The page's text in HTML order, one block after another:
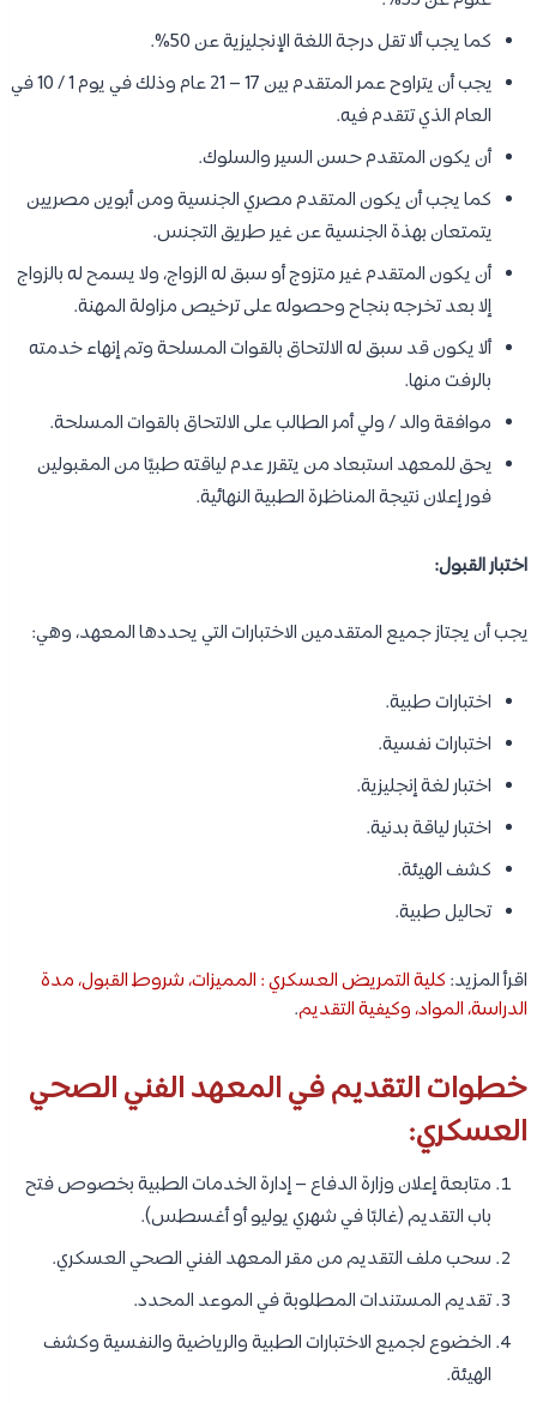
كما يجب ألا تقل درجة اللغة الإنجليزية عن 50%.
يجب أن يتراوح عمر المتقدم بين 17 – 21 عام وذلك في يوم 1 / 10 في
العام الذي تتقدم فيه.
أن يكون المتقدم حسن السير والسلوك.
كما يجب أن يكون المتقدم مصري الجنسية ومن أبوين مصريين
يتمتعان بهذة الجنسية عن غير طريق التجنس.
أن يكون المتقدم غير متزوج أو سبق له الزواج، ولا يسمح له بالزواج
إلا بعد تخرجه بنجاح وحصوله على ترخيص مزاولة المهنة.
ألا يكون قد سبق له الالتحاق بالقوات المسلحة وتم إنهاء خدمته
بالرفت منها.
موافقة والد / ولي أمر الطالب على الالتحاق بالقوات المسلحة.
يحق للمعهد استبعاد من يتقرر عدم لياقته طبيًا من المقبولين
فور إعلان نتيجة المناظرة الطبية النهائية.
اختبار القبول:
يجب أن يجتاز جميع المتقدمين الاختبارات التي يحددها المعهد، وهي:
اختبارات طبية.
اختبارات نفسية.
اختبار لغة إنجليزية.
اختبار لياقة بدنية.
كشف الهيئة.
تحاليل طبية.
اقرأ المزيد: كلية التمريض العسكري : المميزات، شروط القبول، مدة
الدراسة، المواد، وكيفية التقديم.
خطوات التقديم في المعهد الفني الصحي
العسكري:
متابعة إعلان وزارة الدفاع – إدارة الخدمات الطبية بخصوص فتح
باب التقديم (غالبًا في شهري يوليو أو أغسطس).
سحب ملف التقديم من مقر المعهد الفني الصحي العسكري.
تقديم المستندات المطلوبة في الموعد المحدد.
الخضوع لجميع الاختبارات الطبية والرياضية والنفسية وكشف
الهيئة.